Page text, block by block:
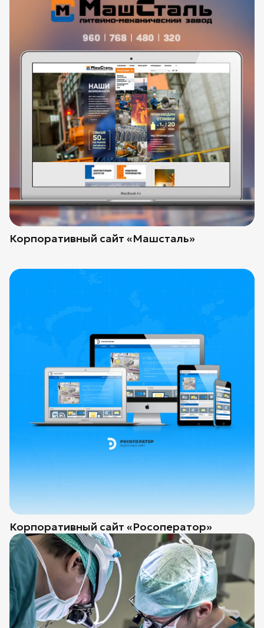
Корпоративный сайт «Машсталь»
Корпоративный сайт «Росоператор»